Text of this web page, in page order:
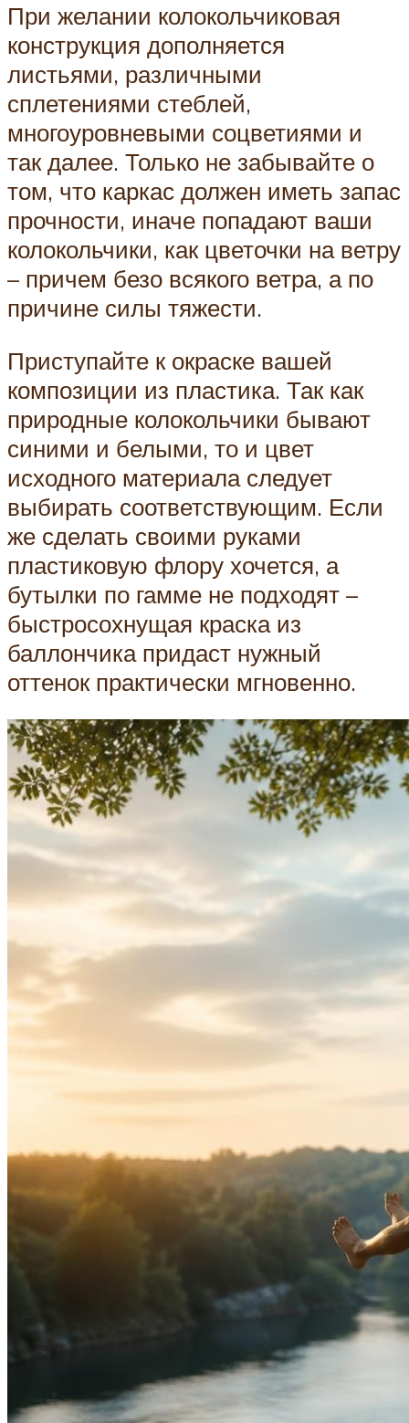
При желании колокольчиковая
конструкция дополняется
листьями, различными
сплетениями стеблей,
многоуровневыми соцветиями и
так далее. Только не забывайте о
том, что каркас должен иметь запас
прочности, иначе попадают ваши
колокольчики, как цветочки на ветру
– причем безо всякого ветра, а по
причине силы тяжести.
Приступайте к окраске вашей
композиции из пластика. Так как
природные колокольчики бывают
синими и белыми, то и цвет
исходного материала следует
выбирать соответствующим. Если
же сделать своими руками
пластиковую флору хочется, а
бутылки по гамме не подходят –
быстросохнущая краска из
баллончика придаст нужный
оттенок практически мгновенно.